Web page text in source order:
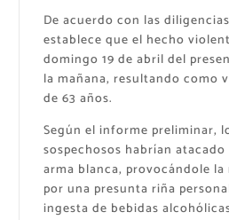
De acuerdo con las
establece que el hecho
domingo 19 de abril del
la mañana, resultando como
de 63 años.
Según el informe preliminar,
sospechosos habrían
arma blanca, provocándole
por una presunta riña
ingesta de bebidas